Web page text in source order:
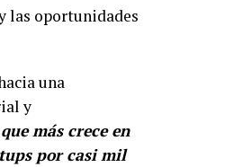
las oportunidades
una
y
más crece en
por casi mil